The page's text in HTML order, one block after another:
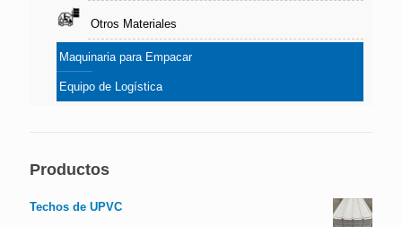
Otros Materiales
Maquinaria para Empacar
Equipo de Logística
Productos
Techos de UPVC